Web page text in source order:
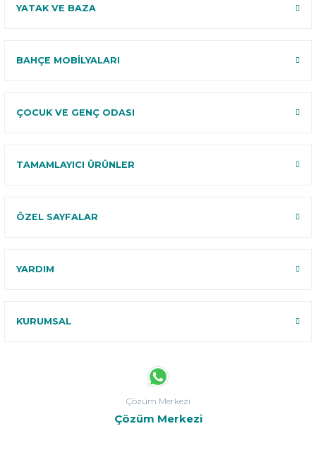
YATAK VE BAZA
BAHÇE MOBİLYALARI
ÇOCUK VE GENÇ ODASI
TAMAMLAYICI ÜRÜNLER
ÖZEL SAYFALAR
YARDIM
KURUMSAL
Çözüm Merkezi
Çözüm Merkezi